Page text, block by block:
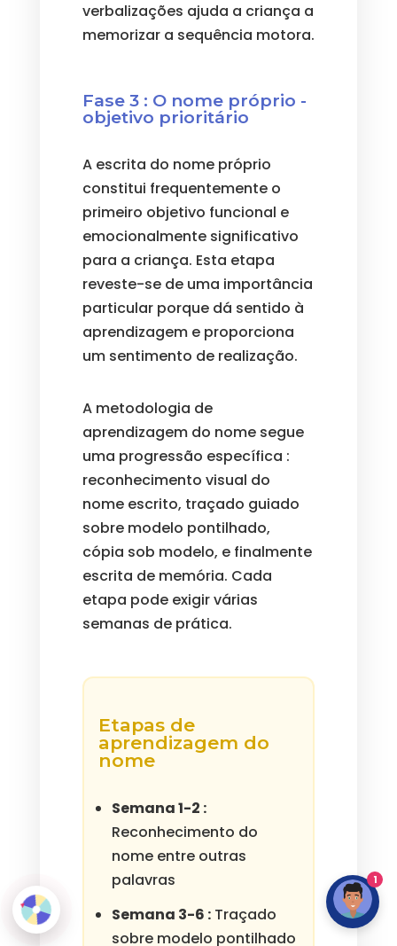
verbalizações ajuda a criança a
memorizar a sequência motora.
Fase 3 : O nome próprio -
objetivo prioritário
A escrita do nome próprio
constitui frequentemente o
primeiro objetivo funcional e
emocionalmente significativo
para a criança. Esta etapa
reveste-se de uma importância
particular porque dá sentido à
aprendizagem e proporciona
um sentimento de realização.
A metodologia de
aprendizagem do nome segue
uma progressão específica :
reconhecimento visual do
nome escrito, traçado guiado
sobre modelo pontilhado,
cópia sob modelo, e finalmente
escrita de memória. Cada
etapa pode exigir várias
semanas de prática.
Etapas de
aprendizagem do
nome
Semana 1-2 :
Reconhecimento do
nome entre outras
palavras
Semana 3-6 :Traçado
sobre modelo pontilhado
1